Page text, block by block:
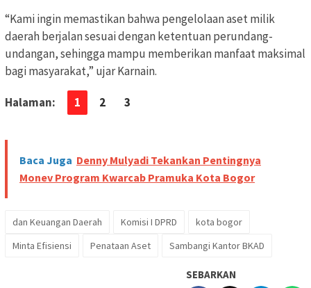
“Kami ingin memastikan bahwa pengelolaan aset milik
daerah berjalan sesuai dengan ketentuan perundang-
undangan, sehingga mampu memberikan manfaat maksimal
bagi masyarakat,” ujar Karnain.
Halaman: 1 2 3
Baca Juga Denny Mulyadi Tekankan Pentingnya
Monev Program Kwarcab Pramuka Kota Bogor
dan Keuangan Daerah Komisi I DPRD
kota bogor
Minta Efisiensi
Penataan Aset Sambangi Kantor BKAD
SEBARKAN